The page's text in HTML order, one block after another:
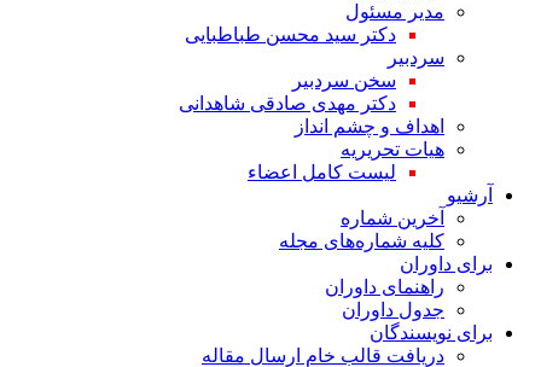
مدیر مسئول
دکتر سید محسن طباطبایی
سردبیر
سخن سردبیر
دکتر مهدی صادقی شاهدانی
اهداف و چشم انداز
هیات تحریریه
لیست کامل اعضاء
آرشیو
آخرین شماره
کلیه شماره‌های مجله
برای داوران
راهنمای داوران
جدول داوران
برای نویسندگان
دریافت قالب خام ارسال مقاله